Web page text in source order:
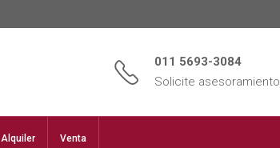
011 5693-3084
Solicite asesoramiento
Alquiler Venta